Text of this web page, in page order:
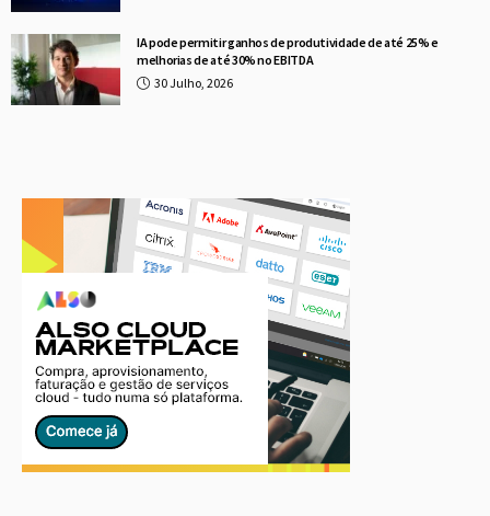
IA pode permitir ganhos de produtividade de até 25% e
melhorias de até 30% no EBITDA
30 Julho, 2026